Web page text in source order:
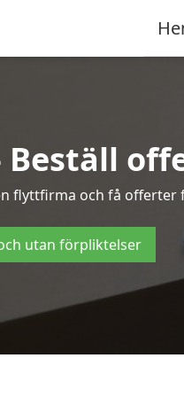
flyttfirma och få
utan förpliktelser